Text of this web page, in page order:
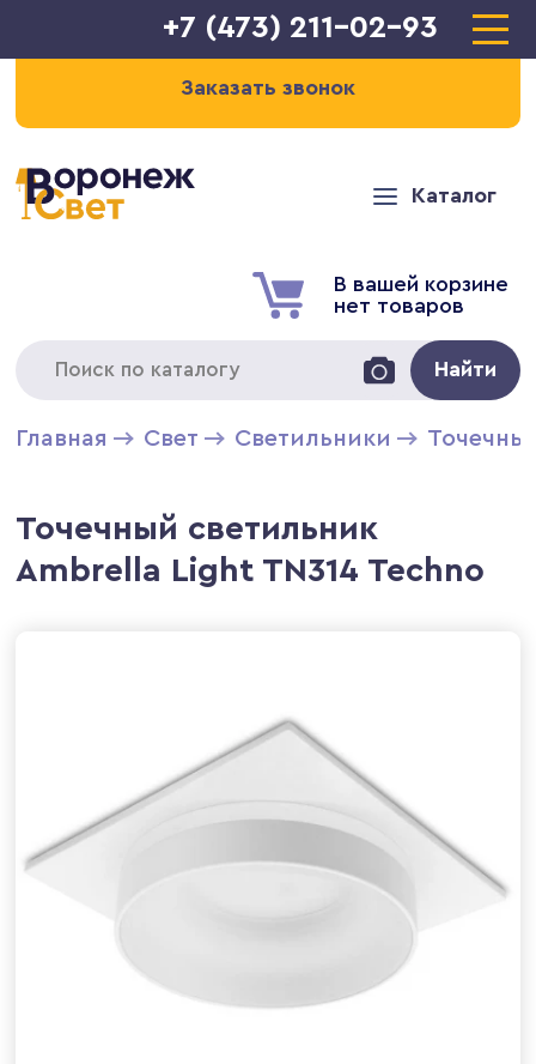
+7 (473) 211-02-93
Заказать звонок
Каталог
В вашей корзине
нет товаров
Найти
Главная Свет Светильники
Точечный светильник
Ambrella Light TN314 Techno